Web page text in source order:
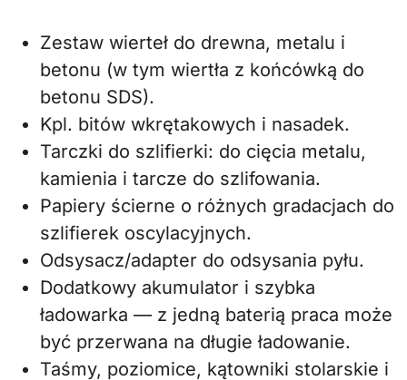
Zestaw wierteł do drewna, metalu i
betonu (w tym wiertła z końcówką do
betonu SDS).
Kpl. bitów wkrętakowych i nasadek.
Tarczki do szlifierki: do cięcia metalu,
kamienia i tarcze do szlifowania.
Papiery ścierne o różnych gradacjach do
szlifierek oscylacyjnych.
Odsysacz/adapter do odsysania pyłu.
Dodatkowy akumulator i szybka
ładowarka — z jedną baterią praca może
być przerwana na długie ładowanie.
Taśmy, poziomice, kątowniki stolarskie i